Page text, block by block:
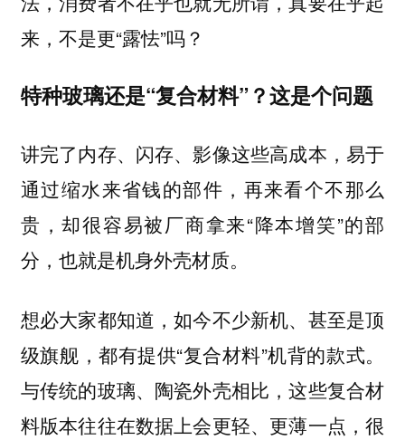
来，不是更“露怯”吗？
特种玻璃还是“复合材料”？这是个问题
讲完了内存、闪存、影像这些高成本，易于
通过缩水来省钱的部件，再来看个不那么
贵，却很容易被厂商拿来“降本增笑”的部
分，也就是机身外壳材质。
想必大家都知道，如今不少新机、甚至是顶
级旗舰，都有提供“复合材料”机背的款式。
与传统的玻璃、陶瓷外壳相比，这些复合材
料版本往往在数据上会更轻、更薄一点，很